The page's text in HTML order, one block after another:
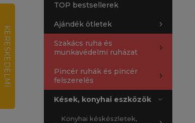
TOP bestsellerek
Ajándék ötletek
Szakács ruha és
munkavédelmi ruházat
Pincér ruhák és pincér
felszerelés
Kések, konyhai eszközök
Konyhai késkészletek,
K
E
R
E
S
K
E
D
E
L
M
I
R
T
É
K
E
L
É